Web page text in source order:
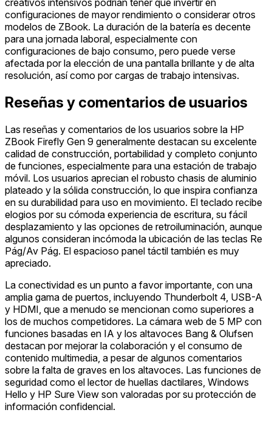
creativos intensivos podrían tener que invertir en
configuraciones de mayor rendimiento o considerar otros
modelos de ZBook. La duración de la batería es decente
para una jornada laboral, especialmente con
configuraciones de bajo consumo, pero puede verse
afectada por la elección de una pantalla brillante y de alta
resolución, así como por cargas de trabajo intensivas.
Reseñas y comentarios de usuarios
Las reseñas y comentarios de los usuarios sobre la HP
ZBook Firefly Gen 9 generalmente destacan su excelente
calidad de construcción, portabilidad y completo conjunto
de funciones, especialmente para una estación de trabajo
móvil. Los usuarios aprecian el robusto chasis de aluminio
plateado y la sólida construcción, lo que inspira confianza
en su durabilidad para uso en movimiento. El teclado recibe
elogios por su cómoda experiencia de escritura, su fácil
desplazamiento y las opciones de retroiluminación, aunque
algunos consideran incómoda la ubicación de las teclas Re
Pág/Av Pág. El espacioso panel táctil también es muy
apreciado.
La conectividad es un punto a favor importante, con una
amplia gama de puertos, incluyendo Thunderbolt 4, USB-A
y HDMI, que a menudo se mencionan como superiores a
los de muchos competidores. La cámara web de 5 MP con
funciones basadas en IA y los altavoces Bang & Olufsen
destacan por mejorar la colaboración y el consumo de
contenido multimedia, a pesar de algunos comentarios
sobre la falta de graves en los altavoces. Las funciones de
seguridad como el lector de huellas dactilares, Windows
Hello y HP Sure View son valoradas por su protección de
información confidencial.